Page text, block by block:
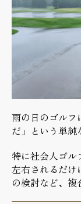
雨の日のゴルフ
だ」という単純
特に社会人ゴ
左右されるだけ
の検討など、複